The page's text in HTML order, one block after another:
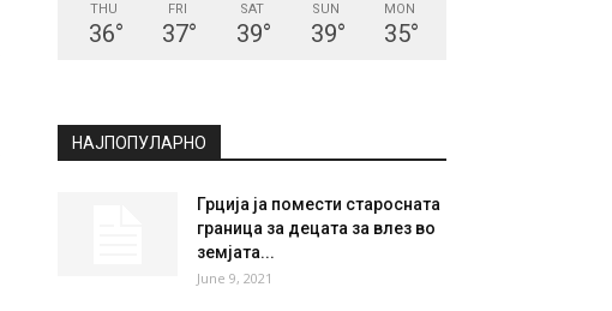
THU
36°
FRI
37°
SAT
39°
SUN
39°
MON
35°
НАЈПОПУЛАРНО
Грција ја помести старосната
граница за децата за влез во
земјата...
June 9, 2021